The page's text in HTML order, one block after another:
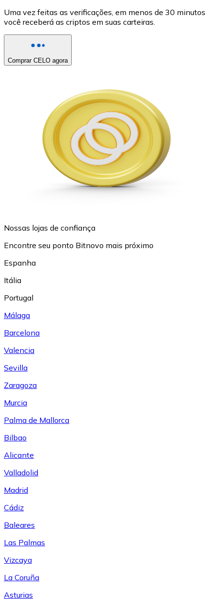
Uma vez feitas as verificações, em menos de 30 minutos
você receberá as criptos em suas carteiras.
Comprar CELO agora
Nossas lojas de confiança
Encontre seu ponto Bitnovo mais próximo
Espanha
Itália
Portugal
Málaga
Barcelona
Valencia
Sevilla
Zaragoza
Murcia
Palma de Mallorca
Bilbao
Alicante
Valladolid
Madrid
Cádiz
Baleares
Las Palmas
Vizcaya
La Coruña
Asturias